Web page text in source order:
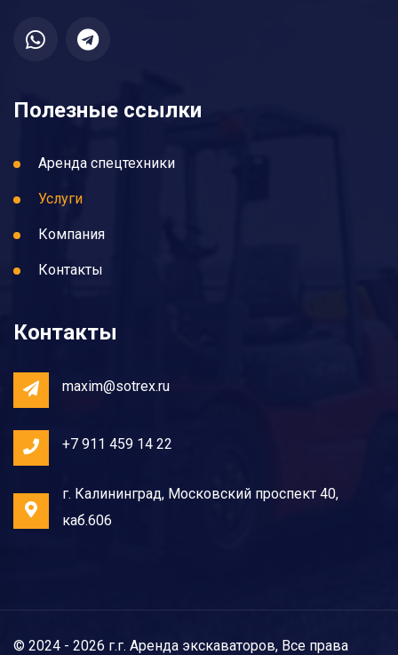
Полезные ссылки
Аренда спецтехники
Услуги
Компания
Контакты
Контакты
maxim@sotrex.ru
+7 911 459 14 22
г. Калининград, Московский проспект 40,
каб.606
© 2024 - 2026 г.г. Аренда экскаваторов, Все права